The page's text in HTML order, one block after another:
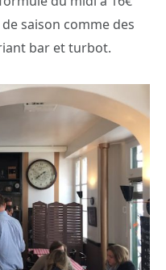
saison comme des
bar et turbot.